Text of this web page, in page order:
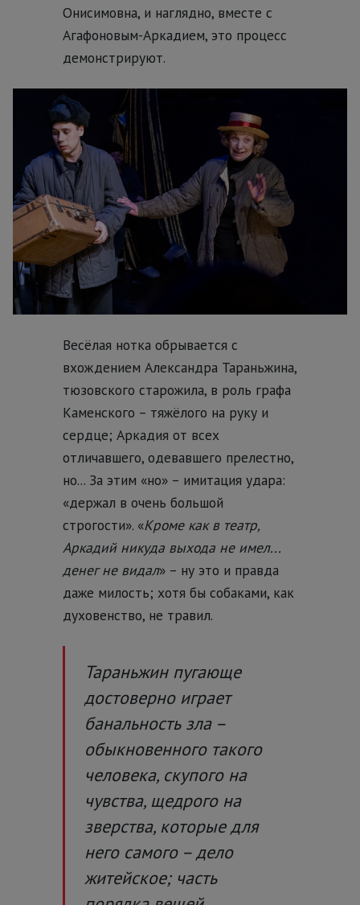
Онисимовна, и наглядно, вместе с
Агафоновым-Аркадием, это процесс
демонстрируют.
Весёлая нотка обрывается с
вхождением Александра Тараньжина,
тюзовского старожила, в роль графа
Каменского – тяжёлого на руку и
сердце; Аркадия от всех
отличавшего, одевавшего прелестно,
но... За этим «но» – имитация удара:
«держал в очень большой
строгости». «Кроме как в театр,
Аркадий никуда выхода не имел...
денег не видал» – ну это и правда
даже милость; хотя бы собаками, как
духовенство, не травил.
Тараньжин пугающе
достоверно играет
банальность зла –
обыкновенного такого
человека, скупого на
чувства, щедрого на
зверства, которые для
него самого – дело
житейское; часть